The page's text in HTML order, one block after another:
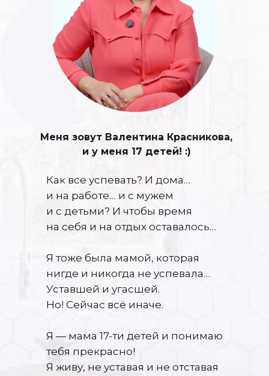
Меня зовут Валентина Красникова,
и у меня 17 детей! :)
Как все успевать? И дома…
и на работе… и с мужем
и с детьми? И чтобы время
на себя и на отдых оставалось…
Я тоже была мамой, которая
нигде и никогда не успевала…
Уставшей и угасшей.
Но! Сейчас всё иначе.
Я — мама 17-ти детей и понимаю
тебя прекрасно!
Я живу, не уставая и не отставая